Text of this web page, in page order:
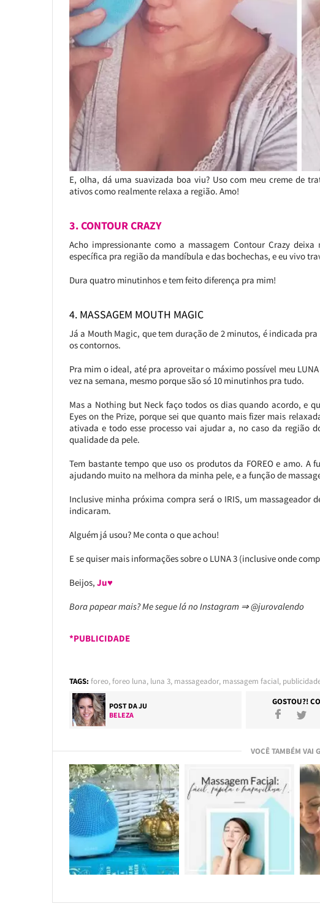
E, olha, dá uma suavizada boa viu? Uso com meu creme de
ativos como realmente relaxa a região. Amo!
3. CONTOUR CRAZY
Acho impressionante como a massagem Contour Crazy
específica pra região da mandíbula e das bochechas, e eu vivo
Dura quatro minutinhos e tem feito diferença pra mim!
4. MASSAGEM MOUTH MAGIC
Já a Mouth Magic, que tem duração de 2 minutos, é indicada
os contornos.
Pra mim o ideal, até pra aproveitar o máximo possível meu
vez na semana, mesmo porque são só 10 minutinhos pra tudo.
Mas a Nothing but Neck faço todos os dias quando acordo, e
Eyes on the Prize, porque sei que quanto mais fizer mais
ativada e todo esse processo vai ajudar a, no caso da região
qualidade da pele.
Tem bastante tempo que uso os produtos da FOREO e amo.
ajudando muito na melhora da minha pele, e a função de
Inclusive minha próxima compra será o IRIS, um massageador
indicaram.
Alguém já usou? Me conta o que achou!
E se quiser mais informações sobre o LUNA 3 (inclusive onde
Beijos, Ju♥
Bora papear mais? Me segue lá no Instagram ⇒ @jurovalendo
*PUBLICIDADE
TAGS: foreo,foreo luna, luna 3, massageador, massagem facial,
POST DAJU
BELEZA
GOSTOU?!
VOCÊ TAMBÉM VAI